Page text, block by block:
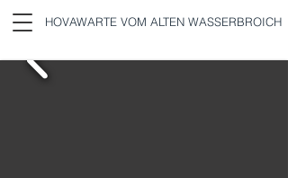
HOVAWARTE VOM ALTEN WASSERBROICH